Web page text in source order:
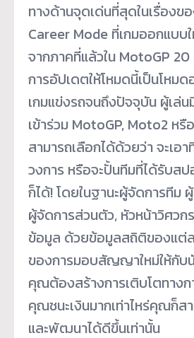
ทางด้านจุดเด่นที่สุดในเรื่องข
Career Mode ที่เกมออกแบ
จากภาคที่แล้วใน MotoGP
การอัปเดตให้โหมดนี้เป็นโหม
เกมแข่งรถจนถึงปัจจุบัน ผู้เล่น
เข้าร่วม MotoGP, Moto2 ห
สามารถเลือกได้ด้วยว่า จะเอ
วงการ หรือจะปั้นทีมที่ได้รับสป
ก็ได้! โดยในฐานะผู้จัดการทีม
ผู้จัดการส่วนตัว, หัวหน้าวิศวก
ข้อมูล ด้วยข้อมูลสถิติของแต่ล
ของการมอบสัญญาใหม่ให้กับ
คุณต้องสร้างการเติบโตทางก
คุณชนะเงินมากเท่าไหร่คุณก็ส
และพัฒนาได้ดีขึ้นเท่านั้น